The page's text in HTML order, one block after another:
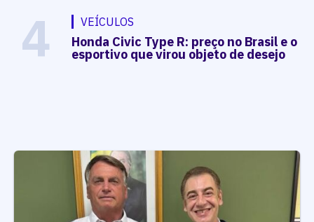
4 VEÍCULOS
Honda Civic Type R: preço no Brasil e o
esportivo que virou objeto de desejo